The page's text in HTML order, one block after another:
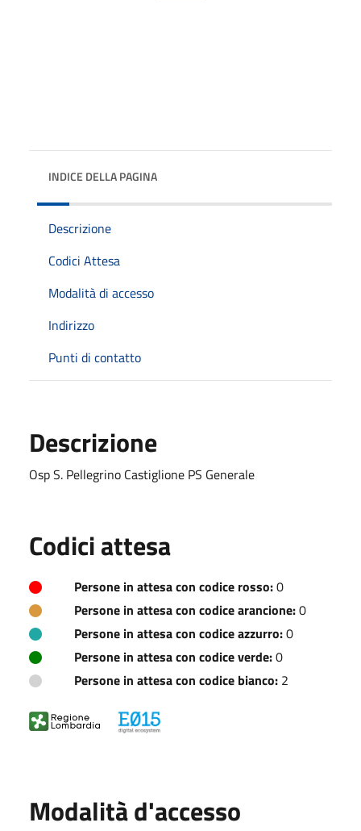
INDICE DELLA PAGINA
Descrizione
Codici Attesa
Modalità di accesso
Indirizzo
Punti di contatto
Descrizione
Osp S. Pellegrino Castiglione PS Generale
Codici attesa
Persone in attesa con codice rosso:0
Persone in attesa con codice arancione:0
Persone in attesa con codice azzurro:0
Persone in attesa con codice verde:0
Persone in attesa con codice bianco: 2
Modalità d'accesso